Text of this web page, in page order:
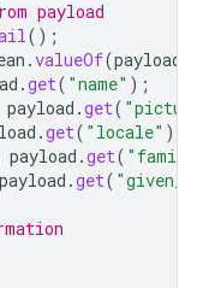
payload
();
.valueOf(payload
.get( "name" );
payload .get(
.get( "locale" );
payload .get(
payload .get(